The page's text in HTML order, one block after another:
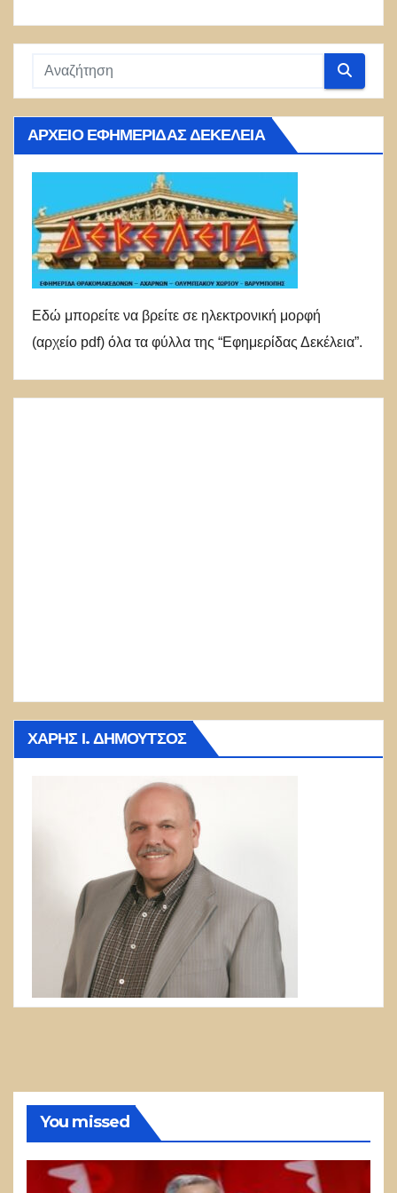
ΑΡΧΕΊΟ ΕΦΗΜΕΡΊΔΑΣ ΔΕΚΈΛΕΙΑ
Εδώ μπορείτε να βρείτε σε ηλεκτρονική μορφή
(αρχείο pdf) όλα τα φύλλα της “Εφημερίδας Δεκέλεια”.
ΧΆΡΗΣ Ι. ΔΗΜΟΎΤΣΟΣ
You missed